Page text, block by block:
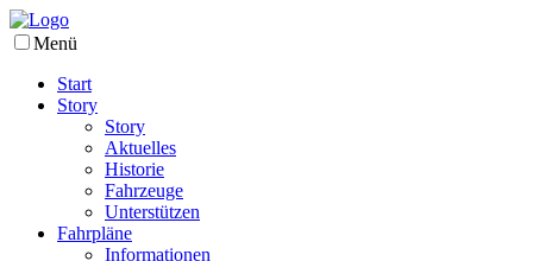
Menü
Start
Story
Story
Aktuelles
Historie
Fahrzeuge
Unterstützen
Fahrpläne
Informationen